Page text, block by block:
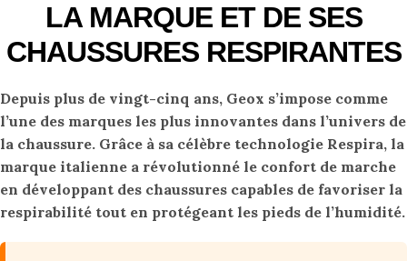
LA MARQUE ET DE SES
CHAUSSURES RESPIRANTES
Depuis plus de vingt-cinq ans, Geox s’impose comme
l’une des marques les plus innovantes dans l’univers de
la chaussure. Grâce à sa célèbre technologie Respira, la
marque italienne a révolutionné le confort de marche
en développant des chaussures capables de favoriser la
respirabilité tout en protégeant les pieds de l’humidité.